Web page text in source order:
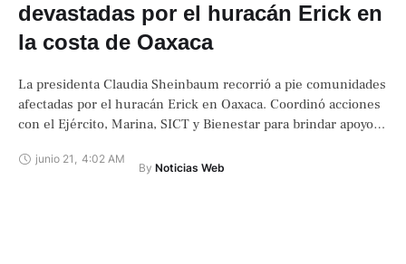
devastadas por el huracán Erick en
la costa de Oaxaca
La presidenta Claudia Sheinbaum recorrió a pie comunidades
afectadas por el huracán Erick en Oaxaca. Coordinó acciones
con el Ejército, Marina, SICT y Bienestar para brindar apoyos
junio 21 , 4:02 AM
By Noticias Web